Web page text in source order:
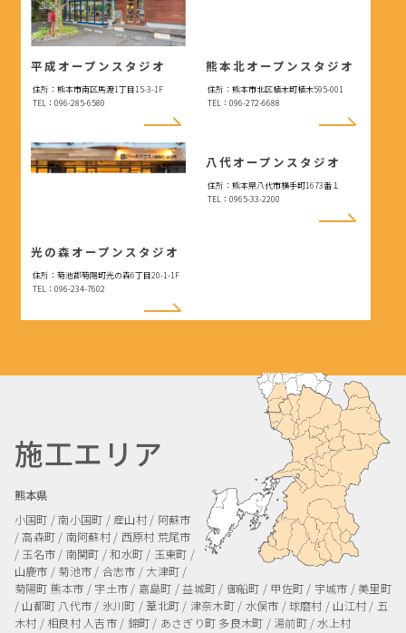
平成オープンスタジオ
住所：熊本市南区馬渡1丁目15-3-1F
TEL：096-285-6580
熊本北オープンスタジオ
住所：熊本市北区植木町植木595-001
TEL：096-272-6688
光の森オープンスタジオ
住所：菊池郡菊陽町光の森6丁目20-1-1F
TEL：096-234-7602
八代オープンスタジオ
住所：熊本県八代市横手町1673番１
TEL：0965-33-2200
施工エリア
熊本県
小国町 / 南小国町 / 産山村 / 阿蘇市
/ 高森町 / 南阿蘇村 / 西原村 荒尾市
/ 玉名市 / 南関町 / 和水町 / 玉東町 /
山鹿市 / 菊池市 / 合志市 / 大津町 /
菊陽町 熊本市 / 宇土市 / 嘉島町 / 益城町 / 御船町 / 甲佐町 / 宇城市 / 美里町
/ 山都町 八代市 / 氷川町 / 葦北町 / 津奈木町 / 水俣市 / 球磨村 / 山江村 / 五
木村 / 相良村人吉市 / 錦町 / あさぎり町 多良木町 / 湯前町 / 水上村